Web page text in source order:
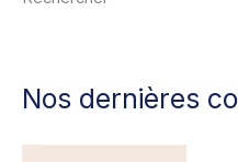
Nos dernières